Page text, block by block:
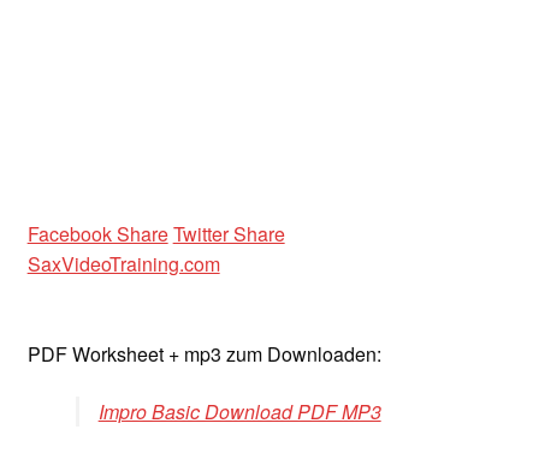
Facebook ShareTwitter Share
SaxVideoTraining.com
PDF Worksheet + mp3 zum Downloaden:
Impro Basic Download PDF MP3